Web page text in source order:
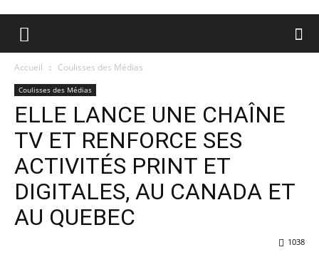
Accueil Coulisses des Médias
Coulisses des Médias
ELLE LANCE UNE CHAÎNE
TV ET RENFORCE SES
ACTIVITÉS PRINT ET
DIGITALES, AU CANADA ET
AU QUEBEC
1038